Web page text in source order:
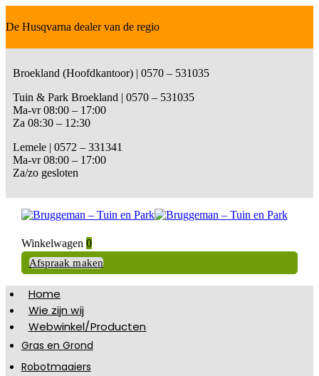
De Husqvarna dealer van de regio
Broekland (Hoofdkantoor) | 0570 – 531035
Tuin & Park Broekland | 0570 – 531035
Ma-vr 08:00 – 17:00
Za 08:30 – 12:30
Lemele | 0572 – 331341
Ma-vr 08:00 – 17:00
Za/zo gesloten
Winkelwagen 0
Afspraak maken
Home
Wie zijn wij
Webwinkel/Producten
Gras en Grond
Robotmaaiers